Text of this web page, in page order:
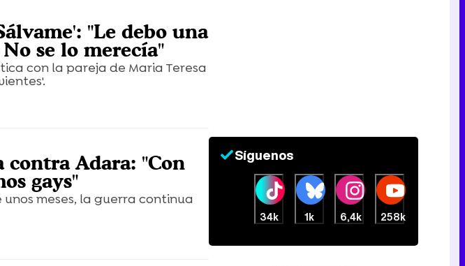
"Le debo una
se lo merecía"
con la pareja de Maria Teresa
contra Adara: "Con
gays"
meses, la guerra continua
Síguenos
34k 1k 6,4k 258k